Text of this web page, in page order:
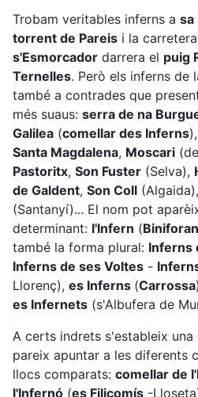
Trobam veritables inferns a sa
torrent de Pareis i la
s'Esmorcador darrera el puig
Ternelles. Però els inferns de
també a contrades que
més suaus: serra de na
Galilea (comellar des Inferns),
Santa Magdalena, Moscari
Pastoritx, Son Fuster (Selva),
de Galdent, Son Coll (Algaida),
(Santanyí)... El nom pot
determinant: l'Infern (
també la forma plural: Inferns
Inferns de ses Voltes -
Llorenç), es Inferns (Carrossa
es Infernets (s'Albufera de
A certs indrets s'estableix
pareix apuntar a les diferents
llocs comparats: comellar de
l'Infernó (es Filicomís -